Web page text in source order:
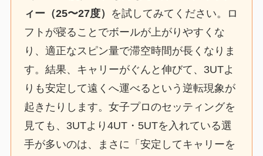
ィー（25〜27度） を試してみてください。ロ
フトが寝ることでボールが上がりやすくな
り、適正なスピン量で滞空時間が長くなりま
す。結果、キャリーがぐんと伸びて、3UTよ
りも安定して遠くへ運べるという逆転現象が
起きたりします。女子プロのセッティングを
見ても、3UTより4UT・5UTを入れている選
手が多いのは、まさに「安定してキャリーを